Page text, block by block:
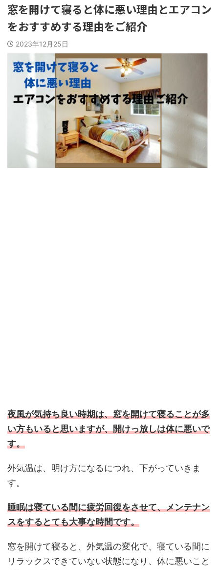
窓を開けて寝ると体に悪い理由とエアコン
をおすすめする理由をご紹介
2023年12月25日
夜風が気持ち良い時期は、窓を開けて寝ることが多
い方もいると思いますが、開けっ放しは体に悪いで
す。
外気温は、明け方になるにつれ、下がっていきま
す。
睡眠は寝ている間に疲労回復をさせて、メンテナン
スをするとても大事な時間です。
窓を開けて寝ると、外気温の変化で、寝ている間に
リラックスできていない状態になり、体に悪いこと